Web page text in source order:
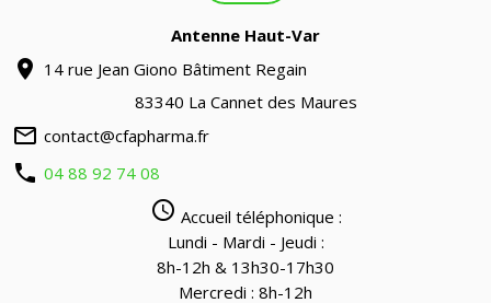
Antenne Haut-Var
location_on 14 rue Jean Giono Bâtiment Regain
83340 La Cannet des Maures
mail_outline contact@cfapharma.fr
phone 04 88 92 74 08
query_builder Accueil téléphonique :
Lundi - Mardi - Jeudi :
8h-12h & 13h30-17h30
Mercredi : 8h-12h